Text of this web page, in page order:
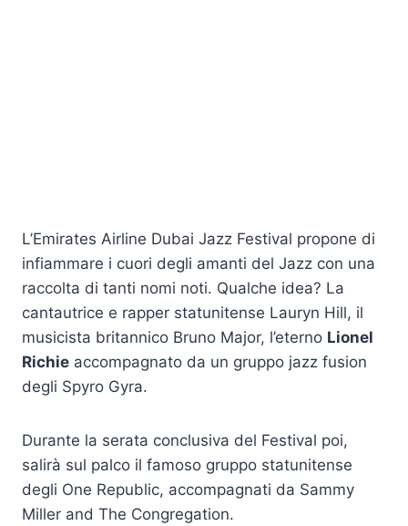
L’Emirates Airline Dubai Jazz Festival propone di
infiammare i cuori degli amanti del Jazz con una
raccolta di tanti nomi noti. Qualche idea? La
cantautrice e rapper statunitense Lauryn Hill, il
musicista britannico Bruno Major, l’eterno Lionel
Richie accompagnato da un gruppo jazz fusion
degli Spyro Gyra.
Durante la serata conclusiva del Festival poi,
salirà sul palco il famoso gruppo statunitense
degli One Republic, accompagnati da Sammy
Miller and The Congregation.